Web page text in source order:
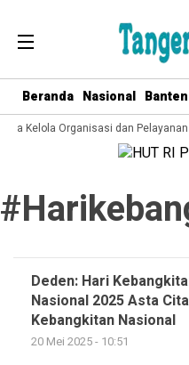
Beranda Nasional Banten
Kelola Organisasi dan
Deden: Hari
Nasional 2025 Asta
Kebangkitan Nasional
20 Mei 2025 - 10:51